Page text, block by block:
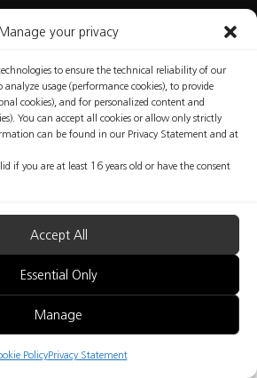
your privacy
to ensure the technical reliability of our
analyze usage (performance cookies), to provide
cookies), and for personalized content and
You can accept all cookies or allow only strictly
can be found in our Privacy Statement and at
if you are at least 16 years old or have the consent
Accept All
Essential Only
Manage
PolicyPrivacy Statement
en Matière Politique de
Confidentialité
Manage
Consent
pas les données définitives sur les aspects professionnels
aucune garantie quant à la qualité et à la suffisance des
ce site. Les fabricants sont entièrement responsables de la
Le contenu de ce site Web ne peut en aucun cas
médical, juridique, de santé ou de sécurité, ni
loi, d’un règlement ou d’une norme applicable, et ne
avec un professionnel de la santé et de la sécurité.